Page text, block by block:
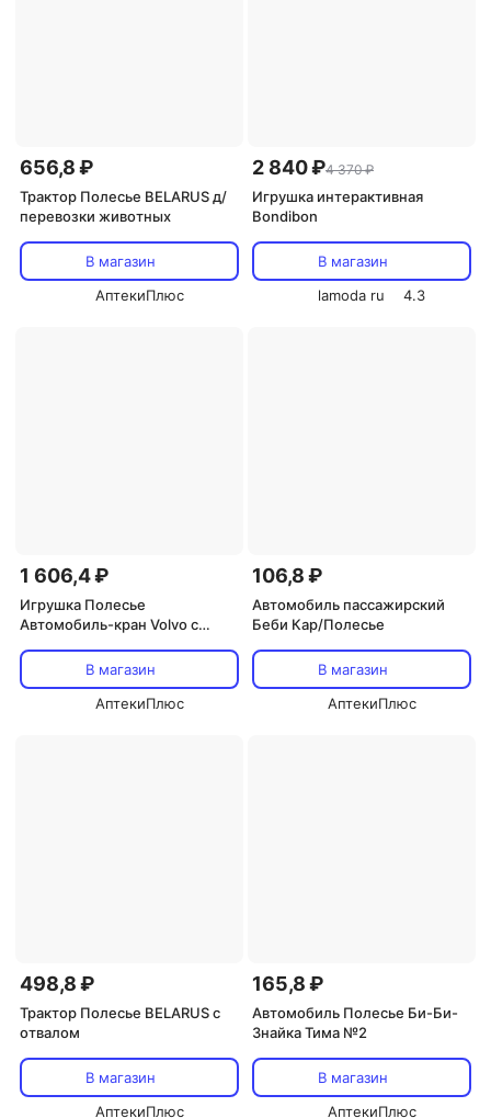
656,8 ₽
Трактор Полесье BELARUS д/
перевозки животных
В магазин
АптекиПлюс
2 840 ₽4 370 ₽
Игрушка интерактивная
Bondibon
В магазин
lamoda ru
4.3
1 606,4 ₽
Игрушка Полесье
Автомобиль-кран Volvo с
полицейский в сеточке
В магазин
АптекиПлюс
106,8 ₽
Автомобиль пассажирский
Беби Кар/Полесье
В магазин
АптекиПлюс
498,8 ₽
Трактор Полесье BELARUS с
отвалом
В магазин
АптекиПлюс
165,8 ₽
Автомобиль Полесье Би-Би-
Знайка Тима №2
В магазин
АптекиПлюс